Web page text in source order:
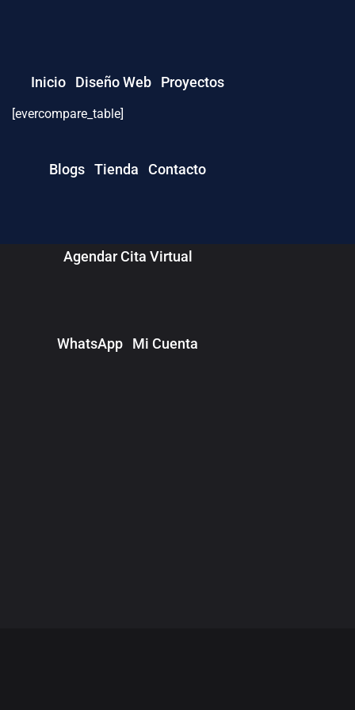
Inicio Diseño Web Proyectos
Blogs Tienda
Themes
Template Kits
Contacto
Agendar Cita Virtual
WhatsApp Mi Cuenta
[evercompare_table]